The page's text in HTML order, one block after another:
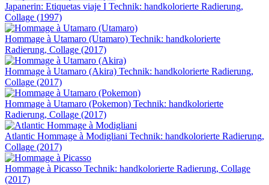
Japanerin: Etiquetas viaje I Technik: handkolorierte Radierung,
Collage (1997)
Hommage à Utamaro (Utamaro) Technik: handkolorierte
Radierung, Collage (2017)
Hommage à Utamaro (Akira) Technik: handkolorierte Radierung,
Collage (2017)
Hommage à Utamaro (Pokemon) Technik: handkolorierte
Radierung, Collage (2017)
Atlantic Hommage à Modigliani Technik: handkolorierte Radierung,
Collage (2017)
Hommage à Picasso Technik: handkolorierte Radierung, Collage
(2017)